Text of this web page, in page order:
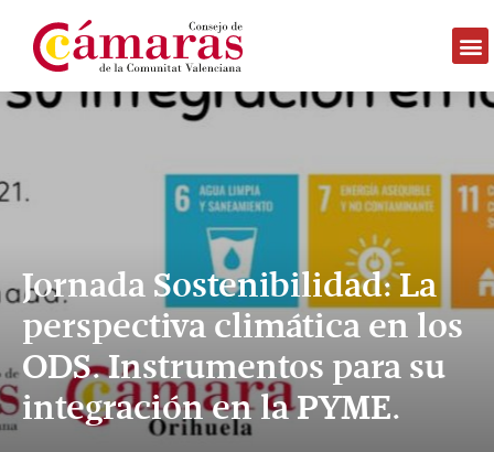
Jornada Sostenibilidad: La
perspectiva climática en los
ODS. Instrumentos para su
integración en la PYME.